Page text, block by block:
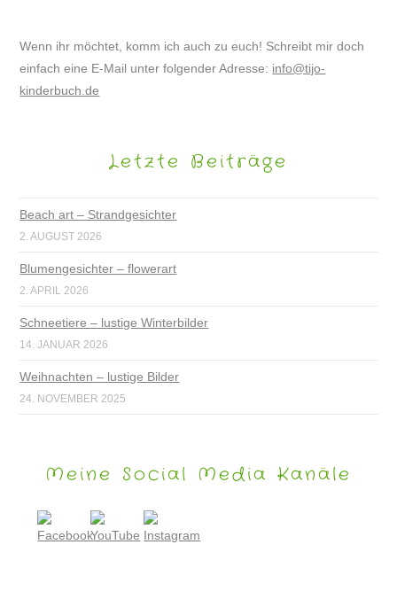
Wenn ihr möchtet, komm ich auch zu euch! Schreibt mir doch
einfach eine E-Mail unter folgender Adresse: info@tijo-
kinderbuch.de
Letzte Beiträge
Beach art – Strandgesichter
2. AUGUST 2026
Blumengesichter – flowerart
2. APRIL 2026
Schneetiere – lustige Winterbilder
14. JANUAR 2026
Weihnachten – lustige Bilder
24. NOVEMBER 2025
Meine Social Media Kanäle